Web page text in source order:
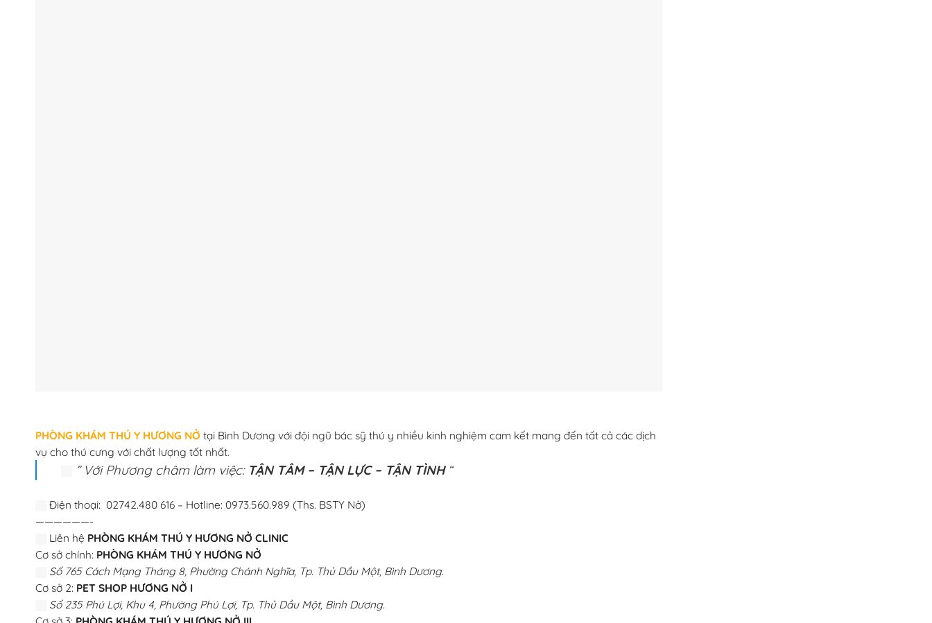
PHÒNG KHÁM THÚ Y HƯƠNG NỞtại Bình Dương với đội ngũ bác sỹ thú y nhiều kinh nghiệm cam kết mang đến tất cả các dịch
vụ cho thú cưng với chất lượng tốt nhất.
” Với Phương châm làm việc: TẬN TÂM – TẬN LỰC – TẬN TÌNH“
Điện thoại: 02742.480 616 – Hotline: 0973.560.989 (Ths. BSTY Nở)
——————-
Liên hệ PHÒNG KHÁM THÚ Y HƯƠNG NỞ CLINIC
Cơ sở chính: PHÒNG KHÁM THÚ Y HƯƠNG NỞ
Số 765 Cách Mạng Tháng 8, Phường Chánh Nghĩa, Tp. Thủ Dầu Một, Bình Dương.
Cơ sở 2: PET SHOP HƯƠNG NỞ I
Số 235 Phú Lợi, Khu 4, Phường Phú Lợi, Tp. Thủ Dầu Một, Bình Dương.